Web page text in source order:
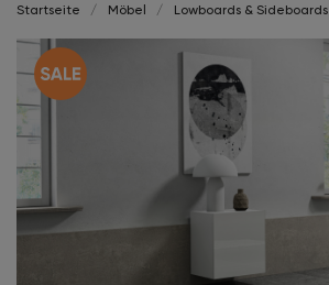
Startseite Möbel Lowboards & Sideboards